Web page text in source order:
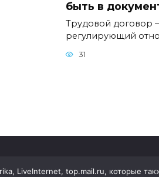
быть в
Трудовой договор
регулирующий
31
LiveInternet, top.mail.ru, которые